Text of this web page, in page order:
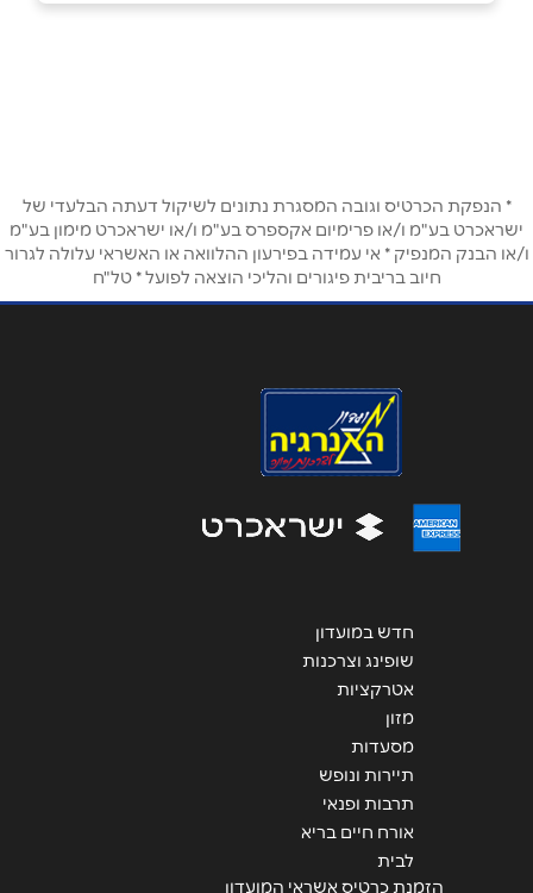
שם מלא*
אנא חזרו אלי בקשר ל...
* הנפקת הכרטיס וגובה המסגרת נתונים לשיקול דעתה הבלעדי של
ישראכרט בע"מ ו/או פרימיום אקספרס בע"מ ו/או ישראכרט מימון בע"מ
ו/או הבנק המנפיק * אי עמידה בפירעון ההלוואה או האשראי עלולה לגרור
חיוב בריבית פיגורים והליכי הוצאה לפועל * טל"ח
חדש במועדון
שופינג וצרכנות
אטרקציות
מזון
מסעדות
תיירות ונופש
תרבות ופנאי
אורח חיים בריא
לבית
הזמנת כרטיס אשראי המועדון